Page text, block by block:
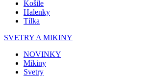
Košile
Halenky
Tílka
SVETRY A MIKINY
NOVINKY
Mikiny
Svetry